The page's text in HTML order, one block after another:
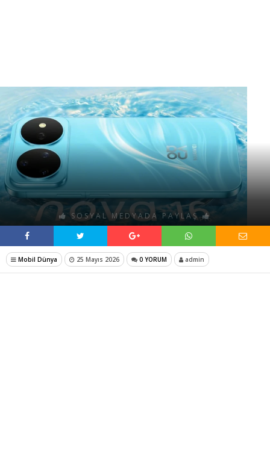
SOSYAL MEDYADA PAYLAŞ
Mobil Dünya 25 Mayıs 2026 0 YORUM admin